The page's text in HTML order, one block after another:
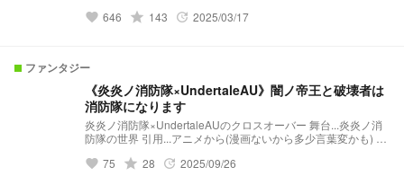
意⚠️ 夢主はアイコンなしでございます🙇‍♀ リクエスト、このキ
ころご理解いただけましたらこの夢小説をお楽しみください
(*^^) pinkなリクエストとかヤンデレなリクエスト、グロ表現
のようなリクエストも一様OKですが複雑なリクエストは受け
付けてないのでご了承ください🙏
favorite 646 grade 143 update 2025/03/17
ファンタジー
《炎炎ノ消防隊×UndertaleAU》闇ノ帝王と破壊者は
消防隊になります
炎炎ノ消防隊×UndertaleAUのクロスオーバー 舞台...炎炎ノ消
防隊の世界 引用...アニメから(漫画ないから多少言葉変かも) 伽
nightmare error
favorite 75 grade 28 update 2025/09/26